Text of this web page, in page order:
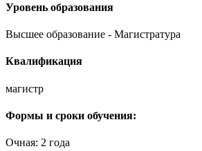
Уровень образования
Высшее образование - Магистратура
Квалификация
магистр
Формы и сроки обучения:
Очная: 2 года